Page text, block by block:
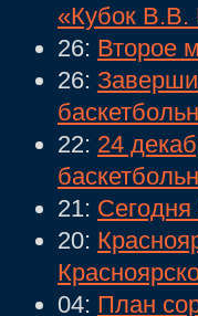
«Кубок В.В.
26: Второе
26:
22: 24
21:
20:
04: План